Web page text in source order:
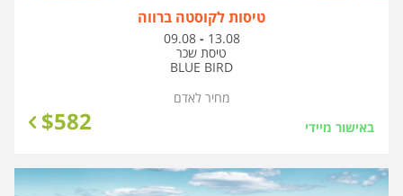
טיסות לקוסטה ברווה
בין
התאריכים,
09.08 - 13.08
טיסת שכר
BLUE BIRD
באישור מיידי $582
מחיר לאדם